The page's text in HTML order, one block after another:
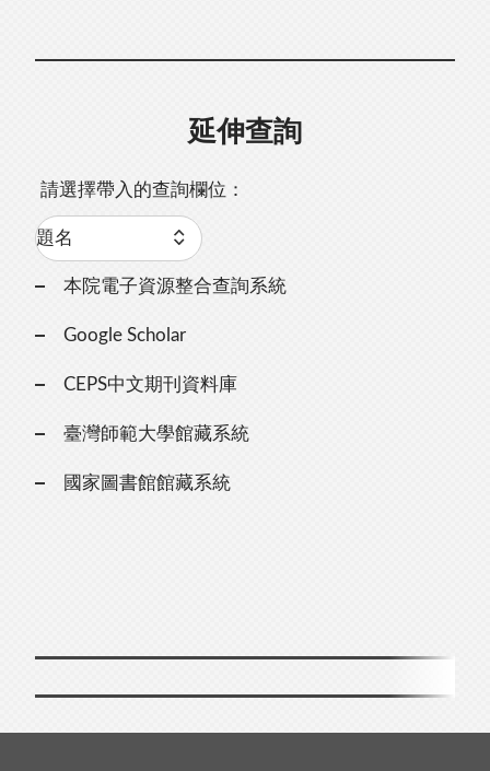
延伸查詢
請選擇帶入的查詢欄位：
本院電子資源整合查詢系統
Google Scholar
CEPS中文期刊資料庫
臺灣師範大學館藏系統
國家圖書館館藏系統